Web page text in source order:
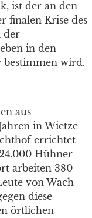
ist der an den
finalen Krise des
der
in den
bestimmen wird.
aus
in Wietze
errichtet
Hühner
arbeiten 380
von Wach-
diese
örtlichen